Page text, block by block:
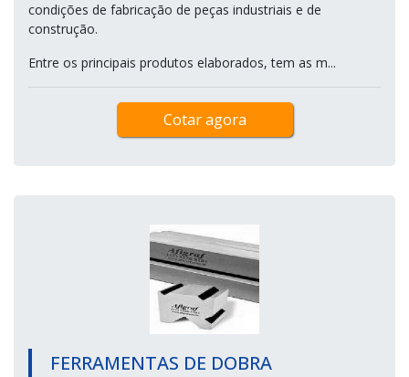
condições de fabricação de peças industriais e de
construção.
Entre os principais produtos elaborados, tem as m...
Cotar agora
FERRAMENTAS DE DOBRA